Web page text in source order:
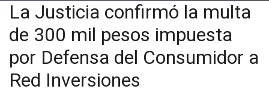
La Justicia confirmó la multa
de 300 mil pesos impuesta
por Defensa del Consumidor a
Red Inversiones